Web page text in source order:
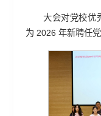
大会对党校优
为 2026 年新聘任